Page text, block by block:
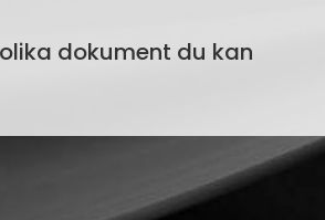
doku­ment du kan